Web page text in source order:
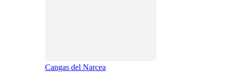
Cangas del Narcea